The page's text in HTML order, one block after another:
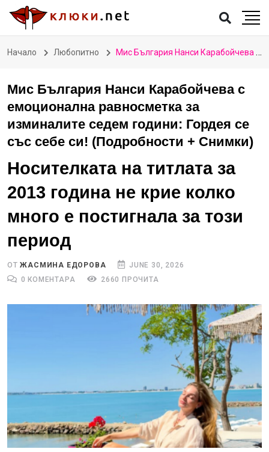
Начало Любопитно Мис България Нанси Карабойчева с емоционална равносметка за изминалите седем години: Гордея се със себе си! (Подробности + Снимки)
Мис България Нанси Карабойчева с
емоционална равносметка за
изминалите седем години: Гордея се
със себе си! (Подробности + Снимки)
Носителката на титлата за
2013 година не крие колко
много е постигнала за този
период
ОТЖАСМИНА ЕДОРОВА
JUNE 30, 2026
0 КОМЕНТАРА
2660 ПРОЧИТА